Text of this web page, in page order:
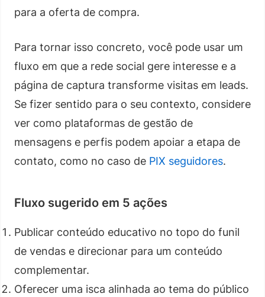
para a oferta de compra.
Para tornar isso concreto, você pode usar um
fluxo em que a rede social gere interesse e a
página de captura transforme visitas em leads.
Se fizer sentido para o seu contexto, considere
ver como plataformas de gestão de
mensagens e perfis podem apoiar a etapa de
contato, como no caso de PIX seguidores.
Fluxo sugerido em 5 ações
Publicar conteúdo educativo no topo do funil
de vendas e direcionar para um conteúdo
complementar.
Oferecer uma isca alinhada ao tema do público